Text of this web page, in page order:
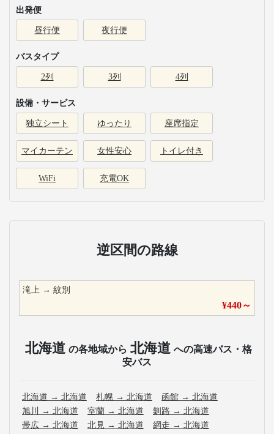
出発便
昼行便 夜行便
バスタイプ
2列 3列 4列
設備・サービス
独立シート ゆったり 座席指定
マイカーテン 女性安心 トイレ付き
WiFi 充電OK
逆区間の路線
滝上 → 紋別
¥440～
北海道 の各地域から 北海道 への高速バス・格
安バス
北海道 → 北海道 札幌 → 北海道 函館 → 北海道
旭川
→ 北海道 室蘭 → 北海道 釧路 → 北海道
帯広 → 北海道 北見 → 北海道 網走 → 北海道